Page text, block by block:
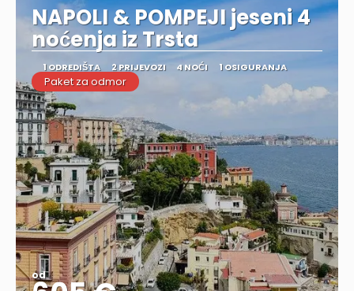
NAPOLI & POMPEJI jeseni 4
noćenja iz Trsta
1 ODREDIŠTA 2 PRIJEVOZI 4 NOĆI 1 OSIGURANJA
Paket za odmor
od